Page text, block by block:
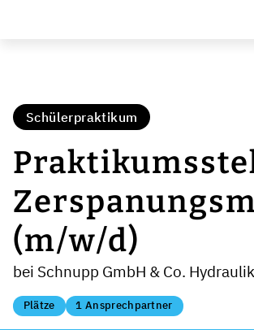
Schülerpraktikum
(m/w/d)
bei Schnupp GmbH & Co.
Plätze 1 Ansprechpartner